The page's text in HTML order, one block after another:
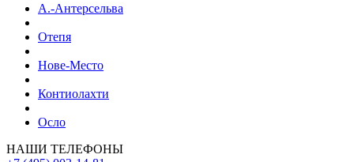
А.-Антерсельва
Отепя
Нове-Место
Контиолахти
Осло
НАШИ ТЕЛЕФОНЫ